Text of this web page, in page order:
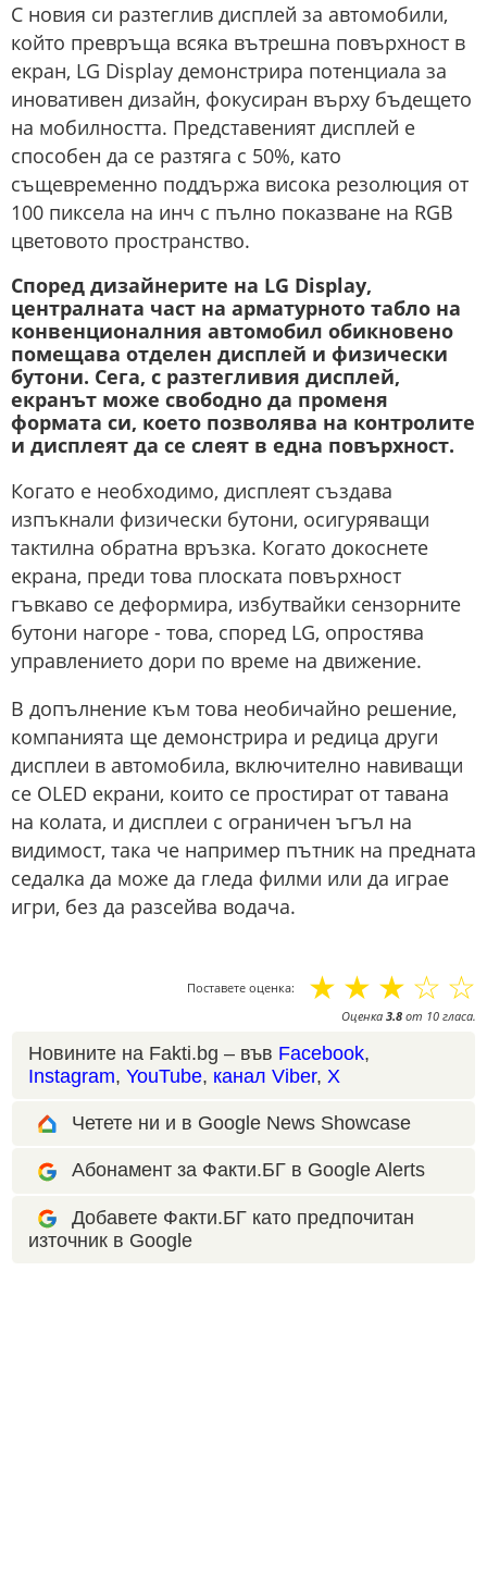
С новия си разтеглив дисплей за автомобили,
който превръща всяка вътрешна повърхност в
екран, LG Display демонстрира потенциала за
иновативен дизайн, фокусиран върху бъдещето
на мобилността. Представеният дисплей е
способен да се разтяга с 50%, като
същевременно поддържа висока резолюция от
100 пиксела на инч с пълно показване на RGB
цветовото пространство.
Според дизайнерите на LG Display,
централната част на арматурното табло на
конвенционалния автомобил обикновено
помещава отделен дисплей и физически
бутони. Сега, с разтегливия дисплей,
екранът може свободно да променя
формата си, което позволява на контролите
и дисплеят да се слеят в една повърхност.
Когато е необходимо, дисплеят създава
изпъкнали физически бутони, осигуряващи
тактилна обратна връзка. Когато докоснете
екрана, преди това плоската повърхност
гъвкаво се деформира, избутвайки сензорните
бутони нагоре - това, според LG, опростява
управлението дори по време на движение.
В допълнение към това необичайно решение,
компанията ще демонстрира и редица други
дисплеи в автомобила, включително навиващи
се OLED екрани, които се простират от тавана
на колата, и дисплеи с ограничен ъгъл на
видимост, така че например пътник на предната
седалка да може да гледа филми или да играе
игри, без да разсейва водача.
Поставете оценка: ☆
☆
☆
☆
☆
Оценка 3.8 от 10 гласа.
Новините на Fakti.bg – във Facebook,
Instagram, YouTube, канал Viber, X
Четете ни и в Google News Showcase
Абонамент за Факти.БГ в Google Alerts
Добавете Факти.БГ като предпочитан
източник в Google